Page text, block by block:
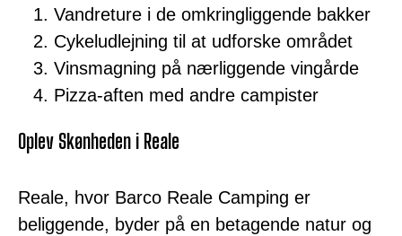
Vandreture i de omkringliggende bakker
Cykeludlejning til at udforske området
Vinsmagning på nærliggende vingårde
Pizza-aften med andre campister
Oplev Skønheden i Reale
Reale, hvor Barco Reale Camping er
beliggende, byder på en betagende natur og